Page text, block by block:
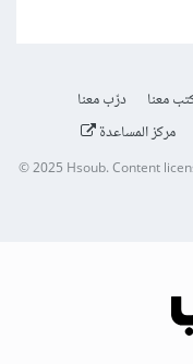
معنا
درّب معنا
مركز المساعدة
© 2025 Hsoub.Content